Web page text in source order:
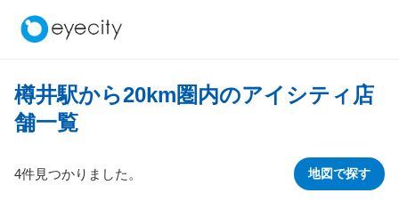
樽井駅から20km圏内のアイシティ店
舗一覧
地図で探す
4件見つかりました。